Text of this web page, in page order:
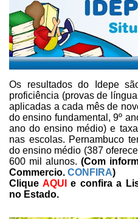
Os resultados do Idepe
proficiência (provas de
aplicadas a cada mês de
do ensino fundamental, 9º
ano do ensino médio) e
nas escolas. Pernambuco
do ensino médio (387
600 mil alunos. (Com
Commercio. CONFIRA)
Clique AQUI
e confira a
no Estado.